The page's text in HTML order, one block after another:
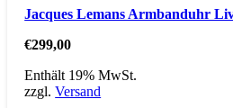
Jacques Lemans Armbanduhr
€299,00
Enthält 19% MwSt.
zzgl.Versand